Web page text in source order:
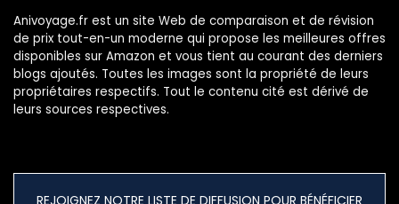
Anivoyage.fr est un site Web de comparaison et de révision
de prix tout-en-un moderne qui propose les meilleures offres
disponibles sur Amazon et vous tient au courant des derniers
blogs ajoutés. Toutes les images sont la propriété de leurs
propriétaires respectifs. Tout le contenu cité est dérivé de
leurs sources respectives.